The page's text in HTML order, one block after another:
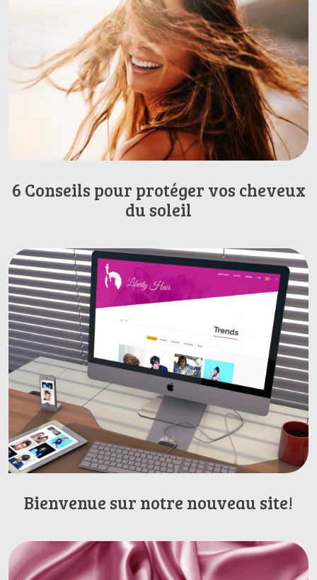
6 Conseils pour protéger vos cheveux
du soleil
Bienvenue sur notre nouveau site!